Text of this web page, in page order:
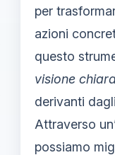
per
azioni
questo
visione
derivanti
Attraverso
possiamo